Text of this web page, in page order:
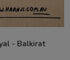
- Balkirat